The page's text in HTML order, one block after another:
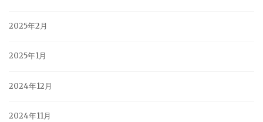
2025年2月
2025年1月
2024年12月
2024年11月